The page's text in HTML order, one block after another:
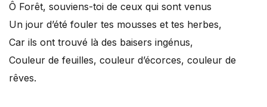
Ô Forêt, souviens-toi de ceux qui sont venus
Un jour d’été fouler tes mousses et tes herbes,
Car ils ont trouvé là des baisers ingénus,
Couleur de feuilles, couleur d’écorces, couleur de
rêves.